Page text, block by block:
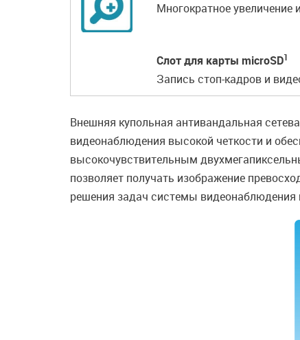
Многократное
Слот для карты microSD1
Запись стоп-кадров и
Внешняя купольная антивандальная
видеонаблюдения высокой четкости и
высокочувствительным
позволяет получать изображение
решения задач системы видеонаблюдения